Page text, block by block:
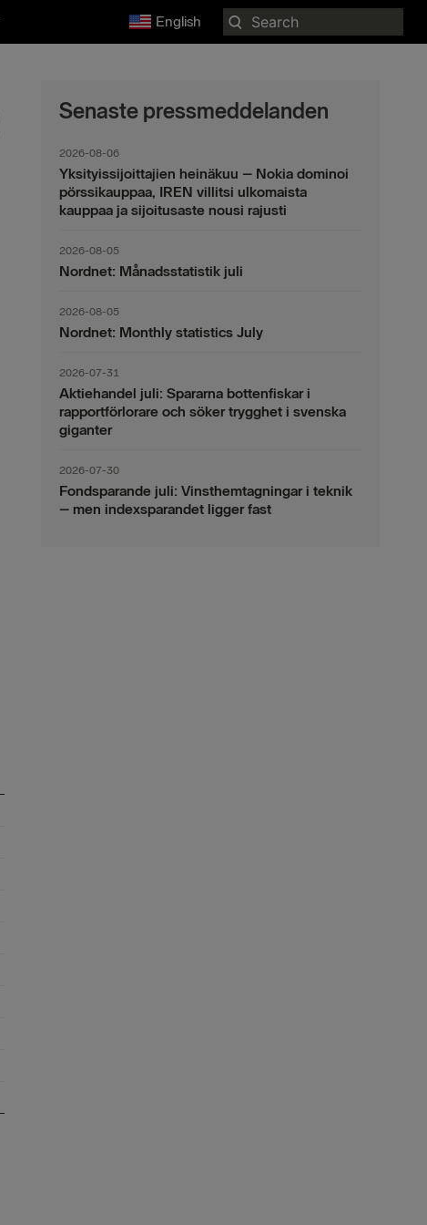
English
Search
for:
Senaste pressmeddelanden
2026-08-06
Yksityissijoittajien heinäkuu – Nokia dominoi
pörssikauppaa, IREN villitsi ulkomaista
kauppaa ja sijoitusaste nousi rajusti
2026-08-05
Nordnet: Månadsstatistik juli
2026-08-05
Nordnet: Monthly statistics July
2026-07-31
Aktiehandel juli: Spararna bottenfiskar i
rapportförlorare och söker trygghet i svenska
giganter
2026-07-30
Fondsparande juli: Vinsthemtagningar i teknik
– men indexsparandet ligger fast